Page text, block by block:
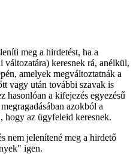
meg a hirdetést, ha a
keresnek rá, anélkül,
amelyek megváltoztatnák a
vagy után további szavak is
hasonlóan a kifejezés egyezésű
azokból a
hogy az ügyfeleid keresnek.
nem jelenítené meg a hirdető
igen.